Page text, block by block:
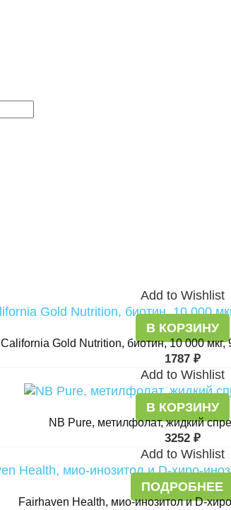
Add to Wishlist
В КОРЗИНУ
California Gold Nutrition, биотин, 10 000 мкг,
1787 ₽
Add to Wishlist
В КОРЗИНУ
NB Pure, метилфолат, жидкий
3252 ₽
Add to Wishlist
ПОДРОБНЕЕ
Fairhaven Health, мио-инозитол и D-